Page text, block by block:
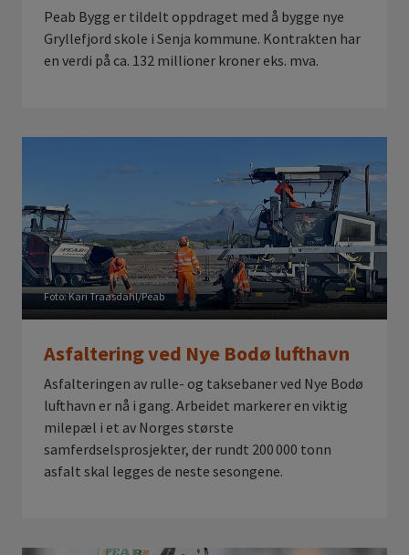
Peab Bygg er tildelt oppdraget med å bygge nye
Gryllefjord skole i Senja kommune. Kontrakten har
en verdi på ca. 132 millioner kroner eks. mva.
Foto: Kari Traasdahl/Peab
Asfaltering ved Nye Bodø lufthavn
Asfalteringen av rulle- og taksebaner ved Nye Bodø
lufthavn er nå i gang. Arbeidet markerer en viktig
milepæl i et av Norges største
samferdselsprosjekter, der rundt 200 000 tonn
asfalt skal legges de neste sesongene.